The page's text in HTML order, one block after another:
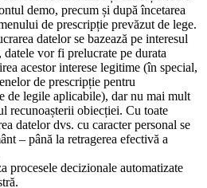
demo, precum și după încetarea
de prescripție prevăzut de lege.
datelor se bazează pe interesul
vor fi prelucrate pe durata
acestor interese legitime (în special,
de prescripție pentru
de legile aplicabile), dar nu mai mult
recunoașterii obiecției. Cu toate
datelor dvs. cu caracter personal se
– până la retragerea efectivă a
procesele decizionale automatizate